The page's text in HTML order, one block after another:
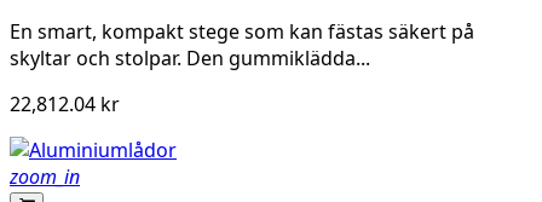
En smart, kompakt stege som kan fästas säkert på
skyltar och stolpar. Den gummiklädda...
22,812.04 kr
zoom_in